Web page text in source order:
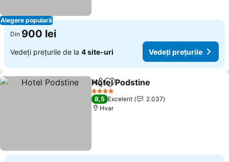
Alegere populară
Din 900 lei
Vedeți prețurile de la 4 site-uri Vedeți prețurile
DistribuițiAdăugaţi la favorite
Hotel Podstine
4 Stele
8,5 Excelent
2.037
Hvar